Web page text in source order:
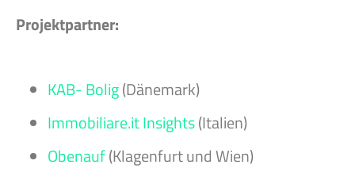
Projektpartner:
KAB- Bolig(Dänemark)
Immobiliare.it Insights(Italien)
Obenauf(Klagenfurt und Wien)